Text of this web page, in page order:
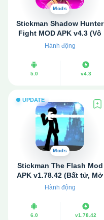
Mods
Stickman Shadow Hunter
Fight MOD APK v4.3 (Vô
hạn tiền, đá quý)
Hành động
5.0 v4.3
UPDATE
Mods
Stickman The Flash Mod
APK v1.78.42 (Bất tử, Mở
khóa)
Hành động
6.0 v1.78.42